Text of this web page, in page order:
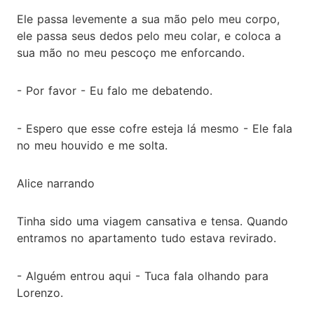
Ele passa levemente a sua mão pelo meu corpo,
ele passa seus dedos pelo meu colar, e coloca a
sua mão no meu pescoço me enforcando.
- Por favor - Eu falo me debatendo.
- Espero que esse cofre esteja lá mesmo - Ele fala
no meu houvido e me solta.
Alice narrando
Tinha sido uma viagem cansativa e tensa. Quando
entramos no apartamento tudo estava revirado.
- Alguém entrou aqui - Tuca fala olhando para
Lorenzo.